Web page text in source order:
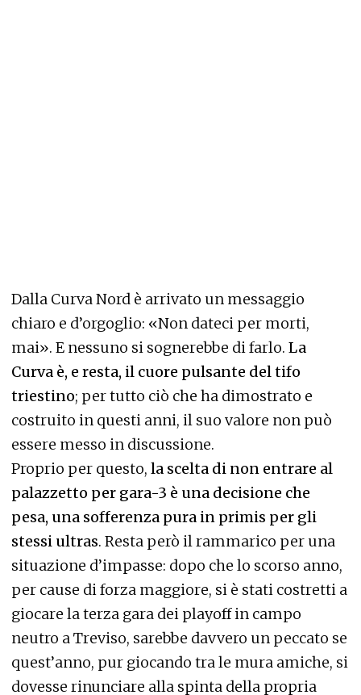
Dalla Curva Nord è arrivato un messaggio
chiaro e d’orgoglio: «Non dateci per morti,
mai». E nessuno si sognerebbe di farlo. La
Curva è, e resta, il cuore pulsante del tifo
triestino; per tutto ciò che ha dimostrato e
costruito in questi anni, il suo valore non può
essere messo in discussione.
Proprio per questo, la scelta di non entrare al
palazzetto per gara-3 è una decisione che
pesa, una sofferenza pura in primis per gli
stessi ultras. Resta però il rammarico per una
situazione d’impasse: dopo che lo scorso anno,
per cause di forza maggiore, si è stati costretti a
giocare la terza gara dei playoff in campo
neutro a Treviso, sarebbe davvero un peccato se
quest’anno, pur giocando tra le mura amiche, si
dovesse rinunciare alla spinta della propria